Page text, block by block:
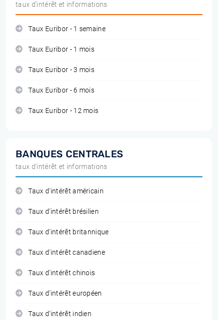
taux d'intérêt et informations
Taux Euribor - 1 semaine
Taux Euribor - 1 mois
Taux Euribor - 3 mois
Taux Euribor - 6 mois
Taux Euribor - 12 mois
BANQUES CENTRALES
taux d'intérêt et informations
Taux d'intérêt américain
Taux d'intérêt brésilien
Taux d'intérêt britannique
Taux d'intérêt canadiene
Taux d'intérêt chinois
Taux d'intérêt européen
Taux d'intérêt indien